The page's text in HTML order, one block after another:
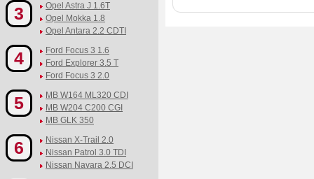
3
Opel Astra J 1.6T
Opel Mokka 1.8
Opel Antara 2.2 CDTI
4
Ford Focus 3 1.6
Ford Explorer 3.5 T
Ford Focus 3 2.0
5
MB W164 ML320 CDI
MB W204 C200 CGI
MB GLK 350
6
Nissan X-Trail 2.0
Nissan Patrol 3.0 TDI
Nissan Navara 2.5 DCI